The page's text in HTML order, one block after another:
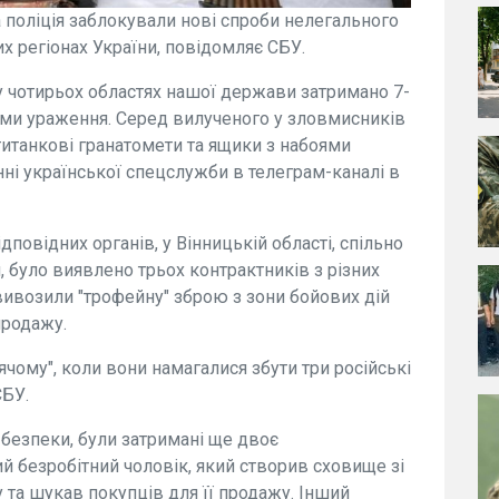
заблокували нові спроби нелегального
регіонах України, повідомляє СБУ.
чотирьох областях нашої держави затримано 7-
ураження. Серед вилученого у зловмисників
гранатомети та ящики з набоями
української спецслужби в телеграм-каналі в
органів, у Вінницькій області, спільно
виявлено трьох контрактників з різних
"трофейну" зброю з зони бойових дій
коли вони намагалися збути три російські
були затримані ще двоє
безробітний чоловік, який створив сховище зі
шукав покупців для її продажу. Інший